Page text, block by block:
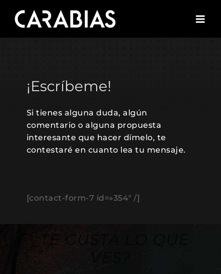
contenido
¡Escríbeme!
Si tienes alguna duda, algún
comentario o alguna propuesta
interesante que hacer dímelo, te
contestaré en cuanto lea tu mensaje.
[contact-form-7 id=»354″ /]
¿TE GUSTA LO QUE
VES?